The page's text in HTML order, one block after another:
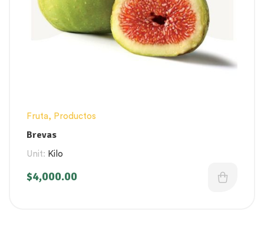
Fruta, Productos
Brevas
Unit: Kilo
$4,000.00